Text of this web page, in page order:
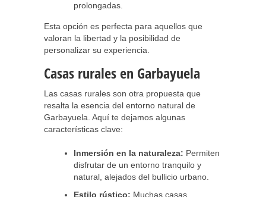
prolongadas.
Esta opción es perfecta para aquellos que
valoran la libertad y la posibilidad de
personalizar su experiencia.
Casas rurales en Garbayuela
Las casas rurales son otra propuesta que
resalta la esencia del entorno natural de
Garbayuela. Aquí te dejamos algunas
características clave:
Inmersión en la naturaleza: Permiten
disfrutar de un entorno tranquilo y
natural, alejados del bullicio urbano.
Estilo rústico: Muchas casas